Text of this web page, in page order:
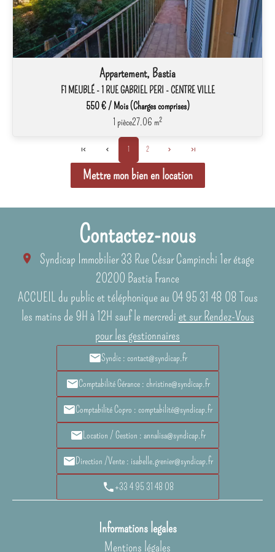
Appartement, Bastia
F1 MEUBLÉ - 1 RUE GABRIEL PERI - CENTRE VILLE
550 € / Mois (Charges comprises)
1 pièce27.06 m²
1 2
Mettre mon bien en location
Contactez-nous
Syndicap Immobilier33 Rue César Campinchi 1er étage
20200 Bastia France
ACCUEIL du public et téléphonique au 04 95 31 48 08 Tous
les matins de 9H à 12H sauf le mercredi et sur Rendez-Vous
pour les gestionnaires
Syndic : contact@syndicap.fr
Comptabilité Gérance : christine@syndicap.fr
Comptabilité Copro : comptabilité@syndicap.fr
Location / Gestion : annalisa@syndicap.fr
Direction /Vente : isabelle.grenier@syndicap.fr
+33 4 95 31 48 08
Informations legales
Mentions légales